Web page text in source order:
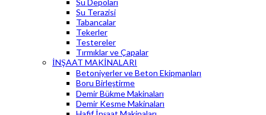
Su Terazisi
Tabancalar
Tekerler
Testereler
Tırmıklar ve Çapalar
İNŞAAT MAKİNALARI
Betoniyerler ve Beton Ekipmanları
Boru Birleştirme
Demir Bükme Makinaları
Demir Kesme Makinaları